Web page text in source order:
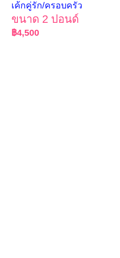
เค้กคู่รัก/ครอบครัว
ขนาด 2 ปอนด์
฿4,500